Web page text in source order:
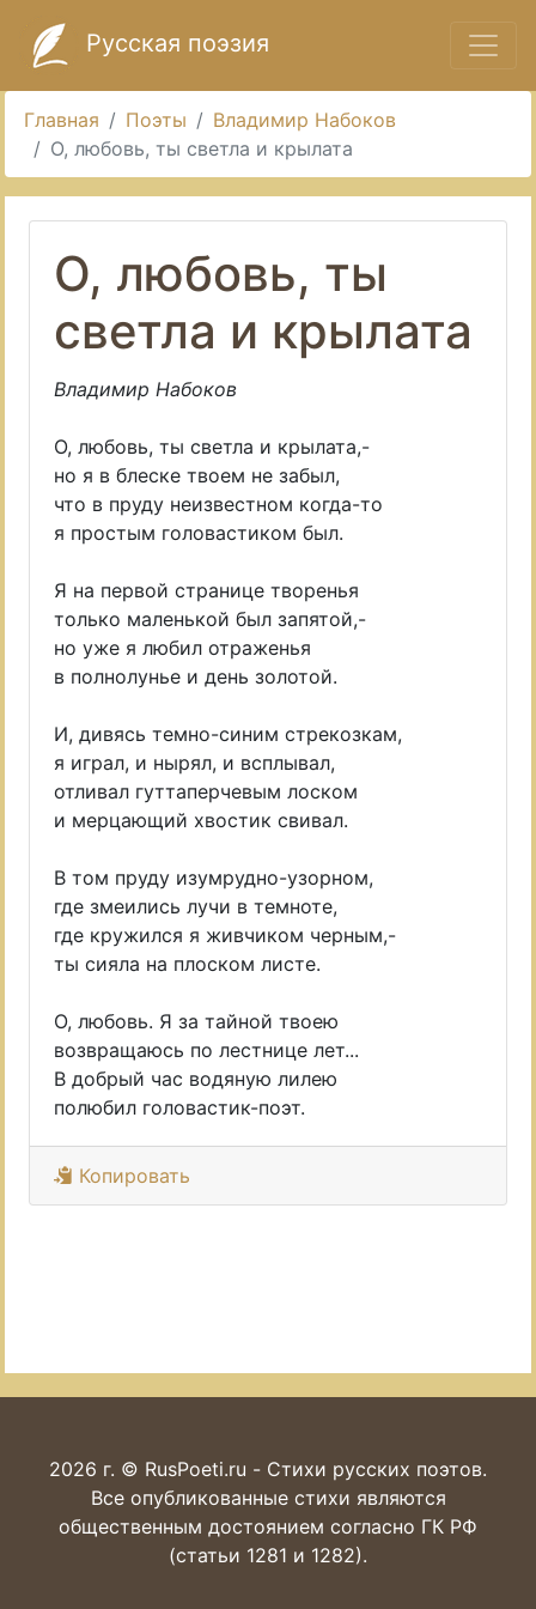
Русская поэзия
Главная Поэты
Владимир Набоков
О, любовь, ты светла и крылата
О, любовь, ты
светла и крылата
Владимир Набоков
О, любовь, ты светла и крылата,-
но я в блеске твоем не забыл,
что в пруду неизвестном когда-то
я простым головастиком был.
Я на первой странице творенья
только маленькой был запятой,-
но уже я любил отраженья
в полнолунье и день золотой.
И, дивясь темно-синим стрекозкам,
я играл, и нырял, и всплывал,
отливал гуттаперчевым лоском
и мерцающий хвостик свивал.
В том пруду изумрудно-узорном,
где змеились лучи в темноте,
где кружился я живчиком черным,-
ты сияла на плоском листе.
О, любовь. Я за тайной твоею
возвращаюсь по лестнице лет...
В добрый час водяную лилею
полюбил головастик-поэт.
Копировать
2026 г. © RusPoeti.ru - Стихи русских поэтов.
Все опубликованные стихи являются
общественным достоянием согласно ГК РФ
(статьи 1281 и 1282).